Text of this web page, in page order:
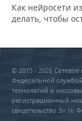
Как нейросети
делать, чтобы
© 2015 - 2026
Федеральной
технологий и
регистрационный
свидетельство Эл №